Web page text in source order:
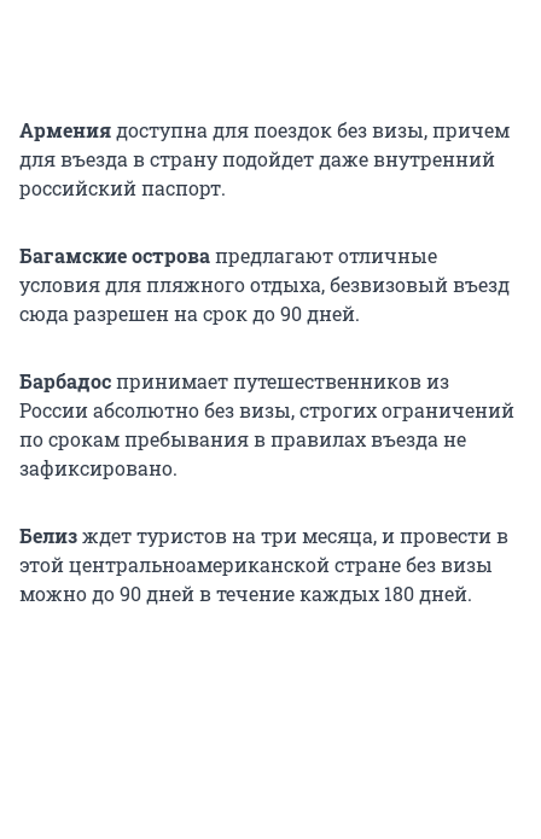
Армениядоступна для поездок без визы, причем
для въезда в страну подойдет даже внутренний
российский паспорт.
Багамские островапредлагают отличные
условия для пляжного отдыха, безвизовый въезд
сюда разрешен на срок до 90 дней.
Барбадоспринимает путешественников из
России абсолютно без визы, строгих ограничений
по срокам пребывания в правилах въезда не
зафиксировано.
Белизждет туристов на три месяца, и провести в
этой центральноамериканской стране без визы
можно до 90 дней в течение каждых 180 дней.